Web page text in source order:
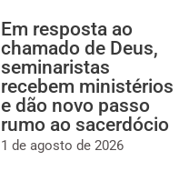
Em resposta ao
chamado de Deus,
seminaristas
recebem ministérios
e dão novo passo
rumo ao sacerdócio
1 de agosto de 2026